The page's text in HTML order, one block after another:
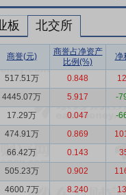
板 北交所
商誉(元)
商誉占净资产
比例(%)
净
517.51万 0.848
4445.07万 5.917 -
17.29万 0.047 -
474.91万 0.869
66.42万 0.143
505.23万 0.902
4600.7万 8.240